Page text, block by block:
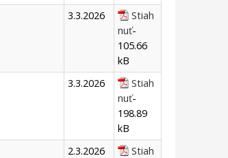
3.3.2026
Stiah
nuť-
105.66
kB
3.3.2026
Stiah
nuť-
198.89
kB
2.3.2026
Stiah